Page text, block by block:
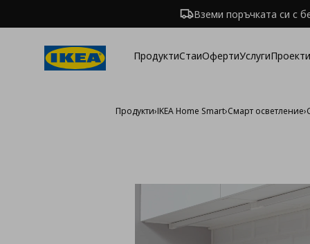
Вземи поръчката си с
ПродуктиСтаиОфертиУслуги
Продукти›IKEA Home Smart›Смарт oсветление›